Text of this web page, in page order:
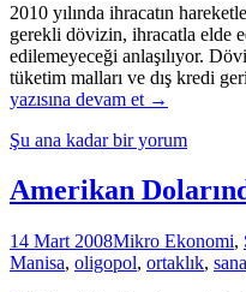
2010 yılında ihracatın
gerekli dövizin, ihracatla elde
edilemeyeceği anlaşılıyor.
tüketim malları ve dış kredi
2010,
“Ezber
Bir
Yıl
yazısına devam et →
Şu ana kadar bir yorum
Amerikan
14 Mart 2008Mikro Ekonomi,
Manisa, oligopol, ortaklık,